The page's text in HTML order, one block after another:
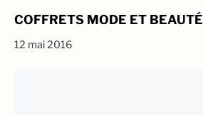
COFFRETS MODE ET BEAUTÉ
12 mai 2016